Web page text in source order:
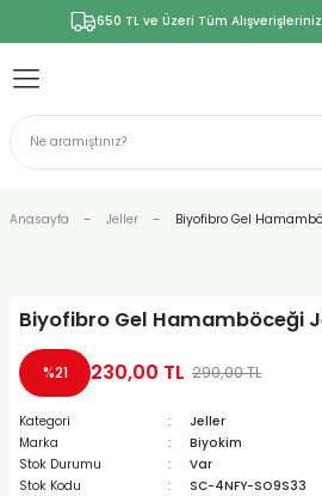
650 TL ve Üzeri Tüm
Anasayfa Jeller Biyofibro Gel
Biyofibro Gel Hamamböceği
%21 230,00 TL 290,00 TL
Kategori
Jeller
Marka
Biyokim
Stok Durumu
Var
Stok Kodu
SC-4NFY-SO9S33